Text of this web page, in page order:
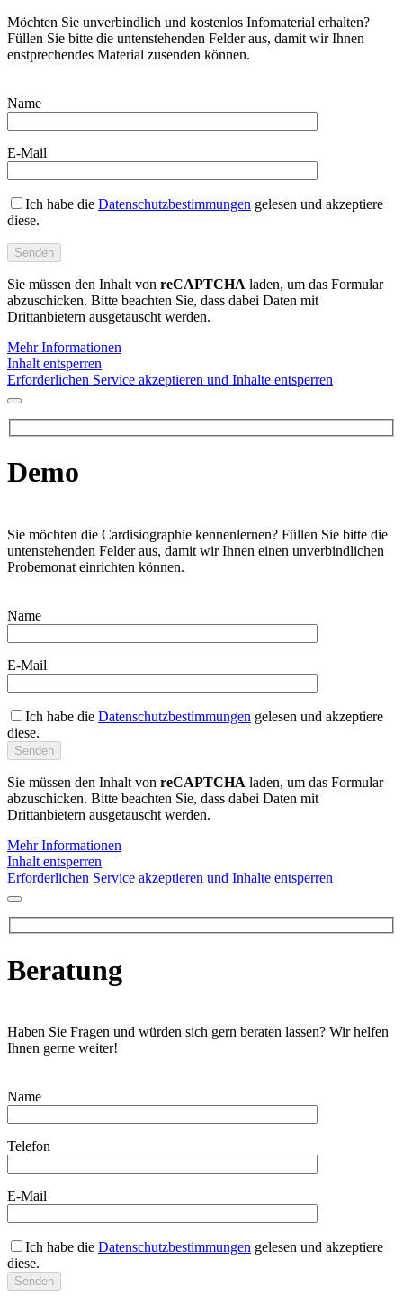
Möchten Sie unverbindlich und kostenlos Infomaterial erhalten?
Füllen Sie bitte die untenstehenden Felder aus, damit wir Ihnen
enstprechendes Material zusenden können.
Name
E-Mail
Ich habe die Datenschutzbestimmungen gelesen und akzeptiere
diese.
Sie müssen den Inhalt von reCAPTCHA laden, um das Formular
abzuschicken. Bitte beachten Sie, dass dabei Daten mit
Drittanbietern ausgetauscht werden.
Mehr Informationen
Inhalt entsperren
Erforderlichen Service akzeptieren und Inhalte entsperren
Demo
Sie möchten die Cardisiographie kennenlernen? Füllen Sie bitte die
untenstehenden Felder aus, damit wir Ihnen einen unverbindlichen
Probemonat einrichten können.
Name
E-Mail
Ich habe die Datenschutzbestimmungen gelesen und akzeptiere
diese.
Sie müssen den Inhalt von reCAPTCHA laden, um das Formular
abzuschicken. Bitte beachten Sie, dass dabei Daten mit
Drittanbietern ausgetauscht werden.
Mehr Informationen
Inhalt entsperren
Erforderlichen Service akzeptieren und Inhalte entsperren
Beratung
Haben Sie Fragen und würden sich gern beraten lassen? Wir helfen
Ihnen gerne weiter!
Name
Telefon
E-Mail
Ich habe die Datenschutzbestimmungen gelesen und akzeptiere
diese.